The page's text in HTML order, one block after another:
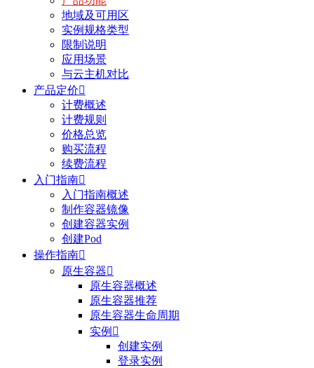
地域及可用区
实例规格类型
限制说明
应用场景
与云主机对比
产品定价
计费概述
计费规则
价格总览
购买流程
续费流程
入门指南
入门指南概述
制作容器镜像
创建容器实例
创建Pod
操作指南
原生容器
原生容器概述
原生容器推荐
原生容器生命周期
实例 
创建实例
登录实例